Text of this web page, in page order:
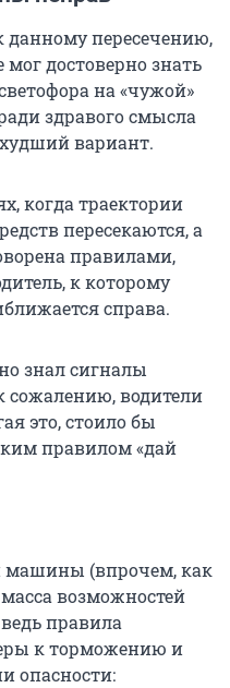
данному пересечению,
достоверно знать
на «чужой»
здравого смысла
вариант.
когда траектории
пересекаются, а
правилами,
к которому
справа.
знал сигналы
сожалению, водители
это, стоило бы
правилом «дай
машины (впрочем, как
возможностей
правила
к торможению и
опасности: